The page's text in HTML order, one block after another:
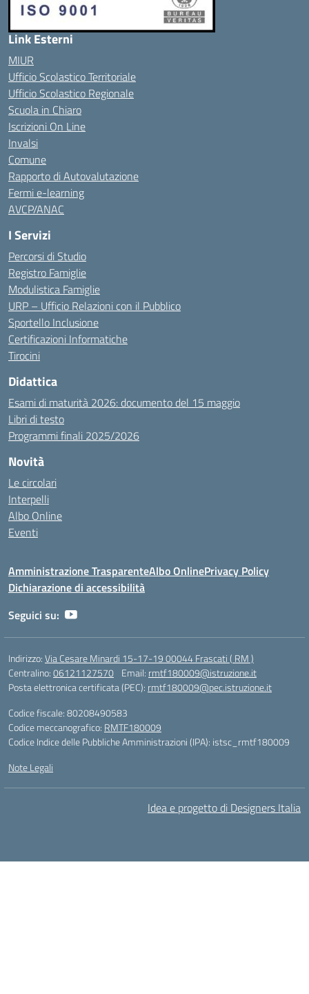
Link Esterni
MIUR
Ufficio Scolastico Territoriale
Ufficio Scolastico Regionale
Scuola in Chiaro
Iscrizioni On Line
Invalsi
Comune
Rapporto di Autovalutazione
Fermi e-learning
AVCP/ANAC
I Servizi
Percorsi di Studio
Registro Famiglie
Modulistica Famiglie
URP – Ufficio Relazioni con il Pubblico
Sportello Inclusione
Certificazioni Informatiche
Tirocini
Didattica
Esami di maturità 2026: documento del 15 maggio
Libri di testo
Programmi finali 2025/2026
Novità
Le circolari
Interpelli
Albo Online
Eventi
Amministrazione TrasparenteAlbo OnlinePrivacy Policy
Dichiarazione di accessibilità
Seguici su:
Indirizzo:Via Cesare Minardi 15-17-19 00044 Frascati ( RM )
Centralino:06121127570 Email: rmtf180009@istruzione.it
Posta elettronica certificata (PEC): rmtf180009@pec.istruzione.it
Codice fiscale: 80208490583
Codice meccanografico: RMTF180009
Codice Indice delle Pubbliche Amministrazioni (IPA): istsc_rmtf180009
Note Legali
Idea e progetto di Designers Italia